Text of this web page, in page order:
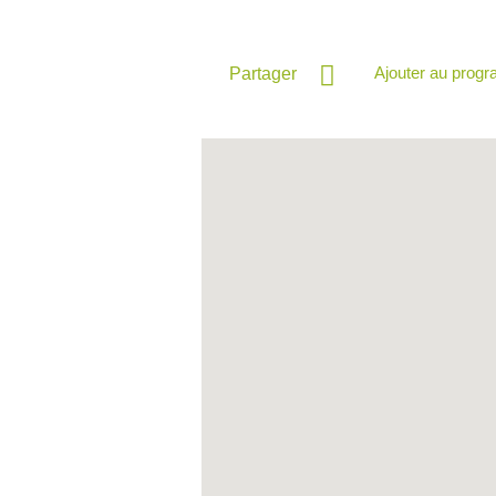
Partager Ajouter au